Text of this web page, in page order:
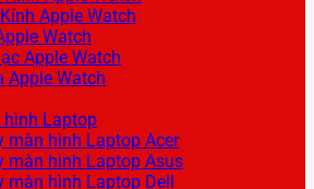
Apple Watch
Watch
Apple Watch
Apple Watch
Laptop
màn hình Laptop Acer
màn hình Laptop Asus
màn hình Laptop Dell